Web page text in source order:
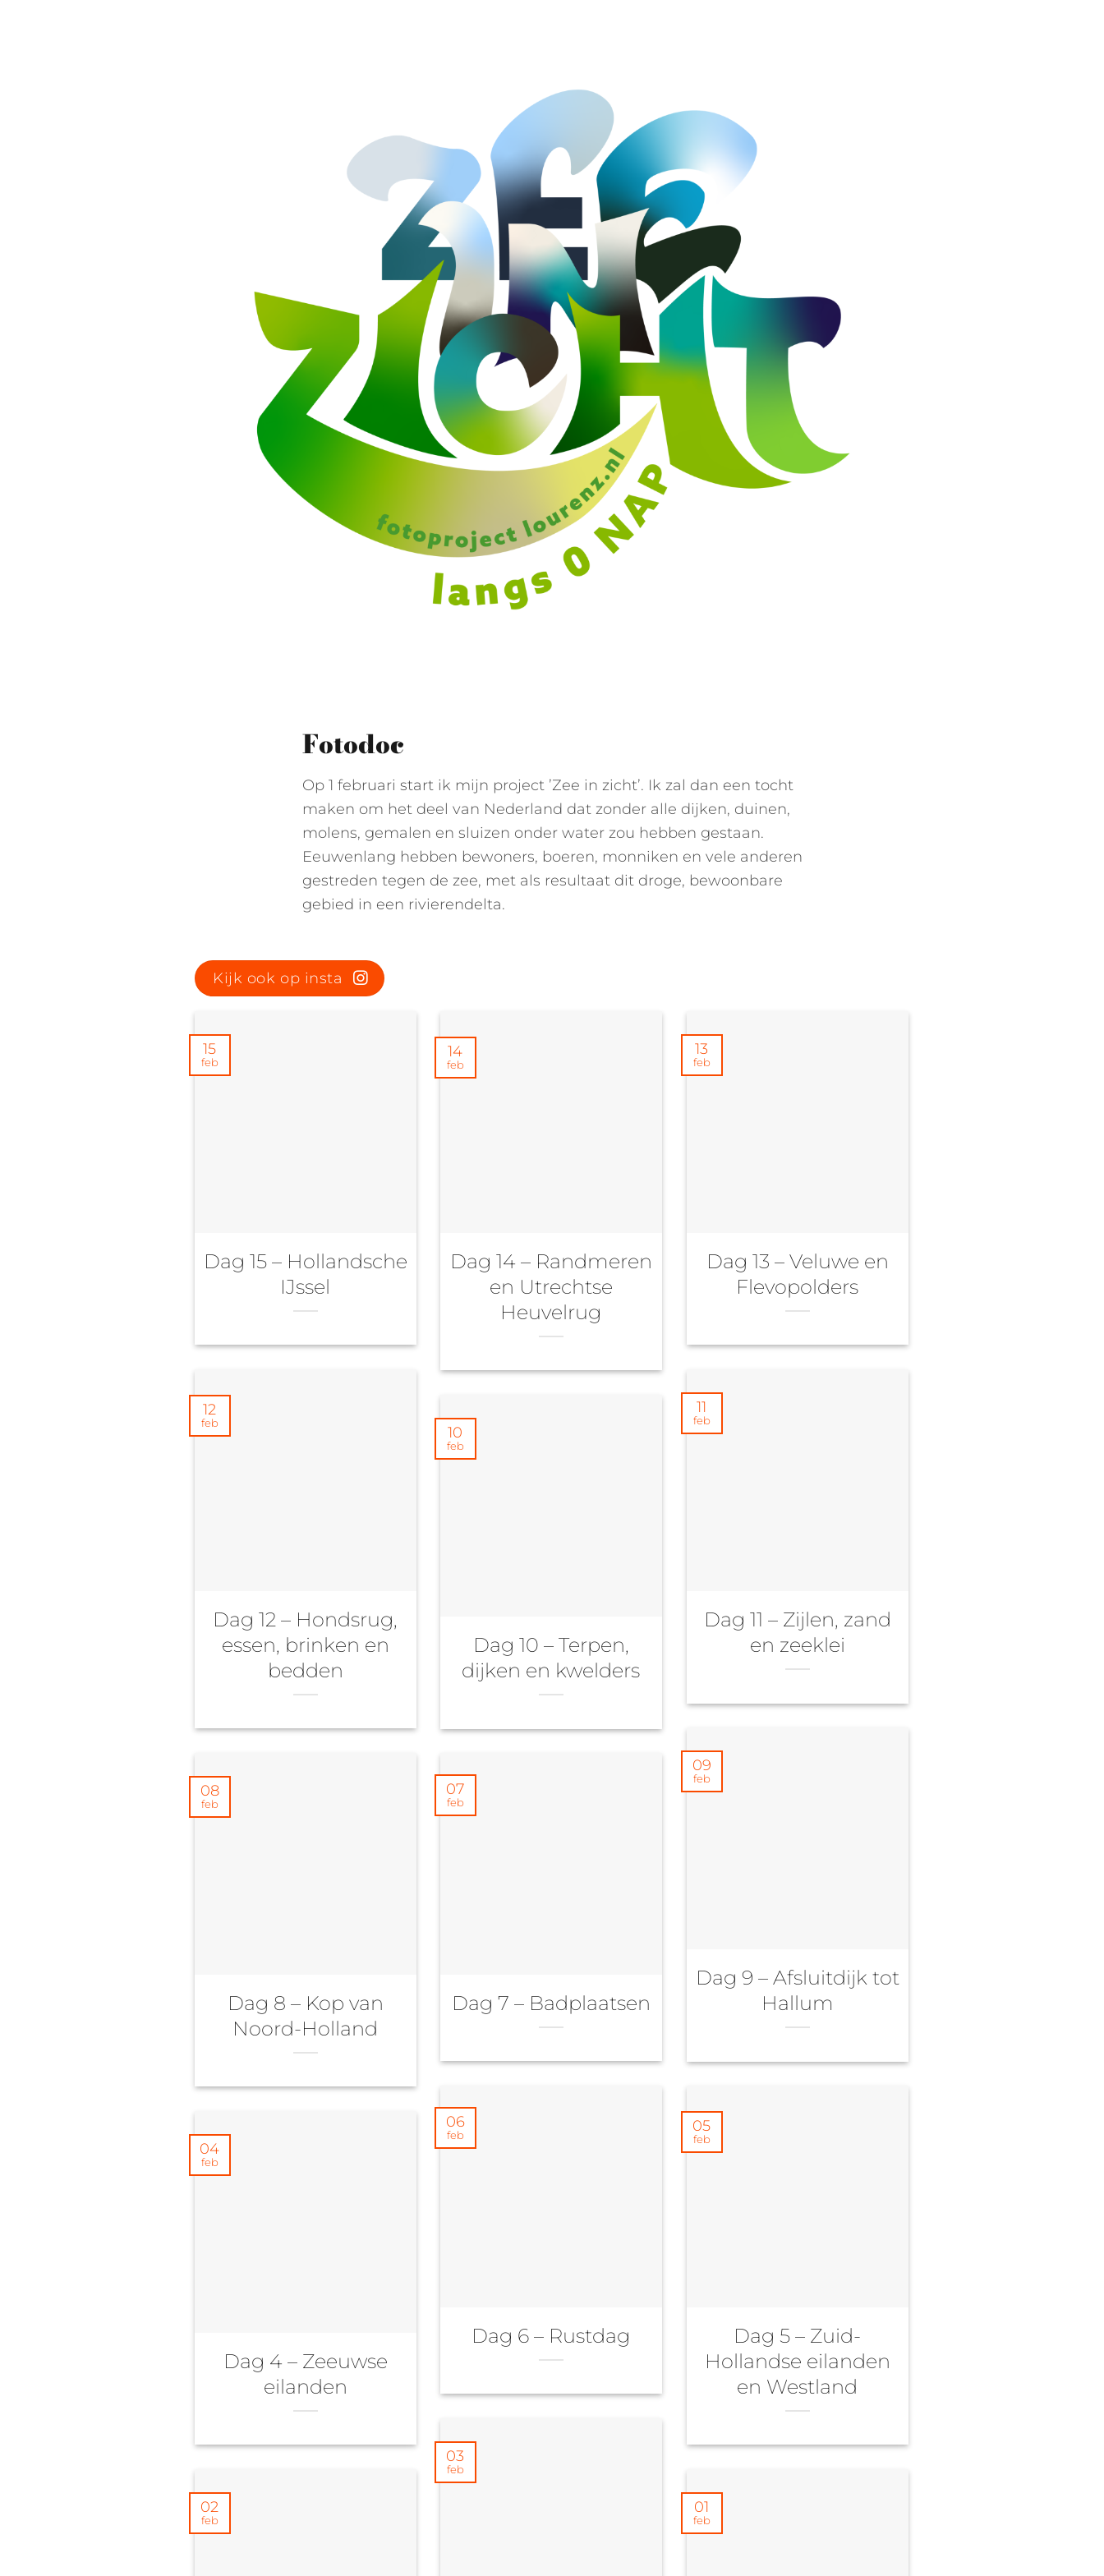
Fotodoc
Op 1 februari start ik mijn project ’Zee in zicht’. Ik zal dan een tocht
maken om het deel van Nederland dat zonder alle dijken, duinen,
molens, gemalen en sluizen onder water zou hebben gestaan.
Eeuwenlang hebben bewoners, boeren, monniken en vele anderen
gestreden tegen de zee, met als resultaat dit droge, bewoonbare
gebied in een rivierendelta.
Kijk ook op insta
Dag 15 – Hollandsche
IJssel
15
feb
Dag 14 – Randmeren
en Utrechtse
Heuvelrug
14
feb
Dag 13 – Veluwe en
Flevopolders
13
feb
Dag 12 – Hondsrug,
essen, brinken en
bedden
12
feb
Dag 11 – Zijlen, zand
en zeeklei
11
feb
Dag 10 – Terpen,
dijken en kwelders
10
feb
Dag 9 – Afsluitdijk tot
Hallum
09
feb
Dag 8 – Kop van
Noord-Holland
08
feb
Dag 7 – Badplaatsen
07
feb
Dag 6 – Rustdag
06
feb
Dag 5 – Zuid-
Hollandse eilanden
en Westland
05
feb
Dag 4 – Zeeuwse
eilanden
04
feb
03
feb
02
feb
01
feb